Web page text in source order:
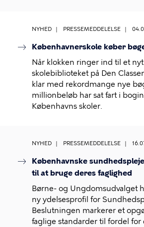
NYHED PRESSEMEDDELELSE
Københavnerskole køber
Når klokken ringer ind til et nyt
skolebiblioteket på Den
klar med rekordmange nye
millionbeløb har sat fart i
Københavns skoler.
NYHED PRESSEMEDDELELSE
Københavnske
til at bruge deres faglighed
Børne- og Ungdomsudvalget
ny ydelsesprofil for
Beslutningen markerer et
faglige standarder til fordel for